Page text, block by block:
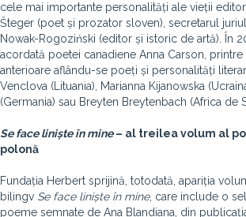
cele mai importante personalități ale vieții
Šteger (poet și prozator sloven), secretarul
Nowak-Rogoziński (editor și istoric de artă). În
acordată poetei canadiene Anna Carson,
anterioare aflându-se poeți și personalități
Venclova (Lituania), Marianna Kijanowska
(Germania) sau Breyten Breytenbach (Africa de
Se face liniște în mine– al treilea volum al
polonă
Fundația Herbert sprijină, totodată, apariția
bilingv Se face liniște în mine, care include o
poeme semnate de Ana Blandiana, din